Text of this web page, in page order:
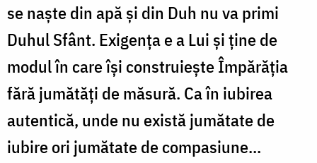
se naște din apă și din Duh nu va primi
Duhul Sfânt. Exigența e a Lui și ține de
modul în care își construiește Împărăția
fără jumătăți de măsură. Ca în iubirea
autentică, unde nu există jumătate de
iubire ori jumătate de compasiune...